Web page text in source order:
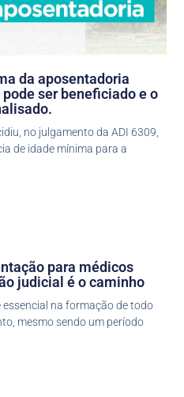
da aposentadoria
ser beneficiado e o
no julgamento da ADI 6309,
de idade mínima para a
para médicos
judicial é o caminho
na formação de todo
mesmo sendo um período